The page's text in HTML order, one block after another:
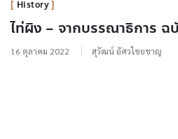
History
ไท่ผิง – จากบรรณาธิการ ฉ
16 ตุลาคม 2022 สุวัฒน์ อัศวไชยชาญ